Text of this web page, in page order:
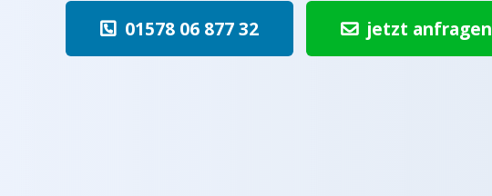
01578 06 877 32 jetzt anfragen